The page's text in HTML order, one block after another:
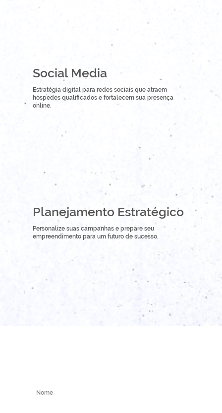
Social Media
Estratégia digital para redes sociais que atraem
hóspedes qualificados e fortalecem sua presença
online.
Planejamento Estratégico
Personalize suas campanhas e prepare seu
empreendimento para um futuro de sucesso.